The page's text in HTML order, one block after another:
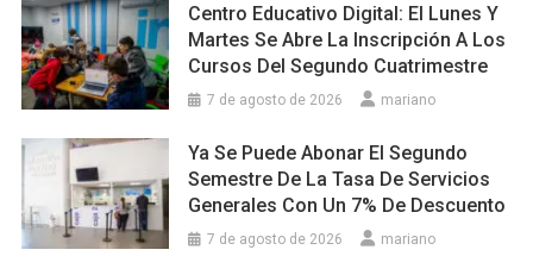
Centro Educativo Digital: El Lunes Y
Martes Se Abre La Inscripción A Los
Cursos Del Segundo Cuatrimestre
7 de agosto de 2026 mariano
Ya Se Puede Abonar El Segundo
Semestre De La Tasa De Servicios
Generales Con Un 7% De Descuento
7 de agosto de 2026 mariano